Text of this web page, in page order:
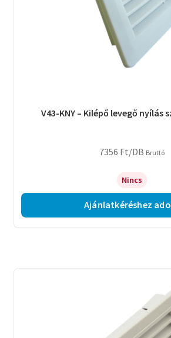
V43-KNY – Kilépő levegő
7356 Ft/DB Bruttó
Nincs
Ajánlatkéréshez